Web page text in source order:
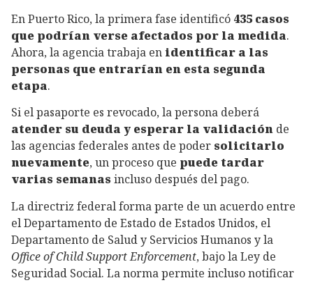
En Puerto Rico, la primera fase identificó 435 casos
que podrían verse afectados por la medida.
Ahora, la agencia trabaja en identificar a las
personas que entrarían en esta segunda
etapa.
Si el pasaporte es revocado, la persona deberá
atender su deuda y esperar la validación de
las agencias federales antes de poder solicitarlo
nuevamente, un proceso que puede tardar
varias semanas incluso después del pago.
La directriz federal forma parte de un acuerdo entre
el Departamento de Estado de Estados Unidos, el
Departamento de Salud y Servicios Humanos y la
Office of Child Support Enforcement, bajo la Ley de
Seguridad Social. La norma permite incluso notificar